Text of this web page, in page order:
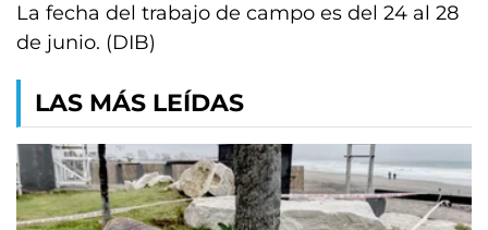
La fecha del trabajo de campo es del 24 al 28
de junio. (DIB)
LAS MÁS LEÍDAS